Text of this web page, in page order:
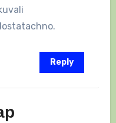
Reply